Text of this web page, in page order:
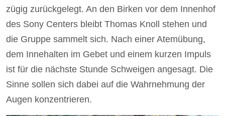
zügig zurückgelegt. An den Birken vor dem Innenhof
des Sony Centers bleibt Thomas Knoll stehen und
die Gruppe sammelt sich. Nach einer Atemübung,
dem Innehalten im Gebet und einem kurzen Impuls
ist für die nächste Stunde Schweigen angesagt. Die
Sinne sollen sich dabei auf die Wahrnehmung der
Augen konzentrieren.